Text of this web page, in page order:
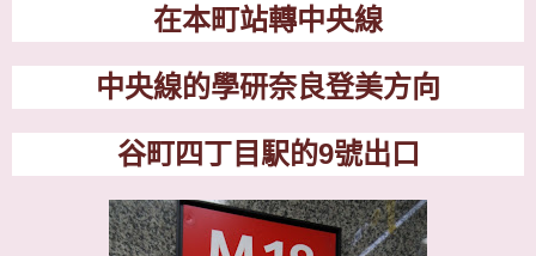
在本町站轉中央線
中央線的學研奈良登美方向
谷町四丁目駅的9號出口